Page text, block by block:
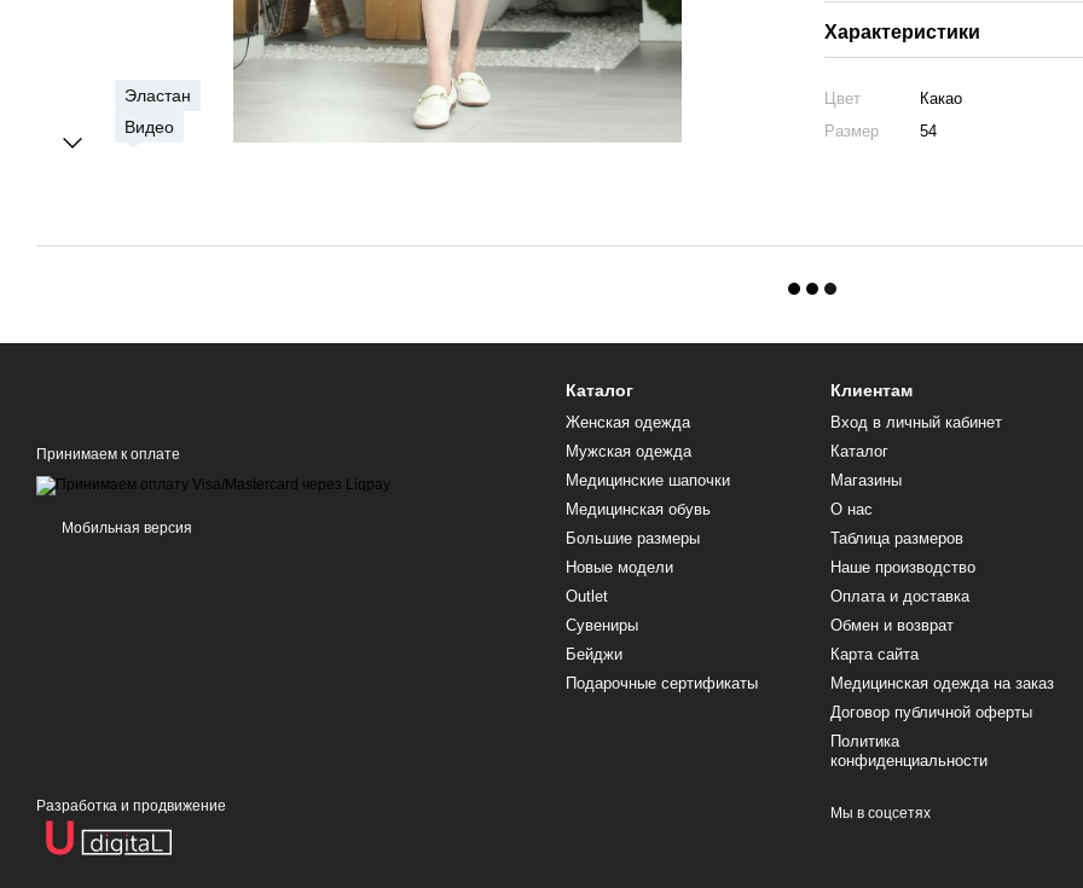
Эластан
Видео
Характеристики
Цвет
Какао
Размер
54
Принимаем к оплате
Мобильная версия
Разработка и продвижение
Каталог
Женская одежда
Мужская одежда
Медицинские шапочки
Медицинская обувь
Большие размеры
Новые модели
Outlet
Сувениры
Бейджи
Подарочные сертификаты
Клиентам
Вход в личный кабинет
Каталог
Магазины
О нас
Таблица размеров
Наше производство
Оплата и доставка
Обмен и возврат
Карта сайта
Медицинская одежда на заказ
Договор публичной оферты
Политика
конфиденциальности
Мы в соцсетях